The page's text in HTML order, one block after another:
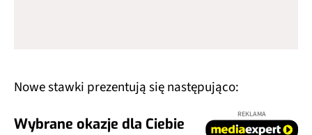
Nowe stawki prezentują się następująco:
Wybrane okazje dla Ciebie
REKLAMA